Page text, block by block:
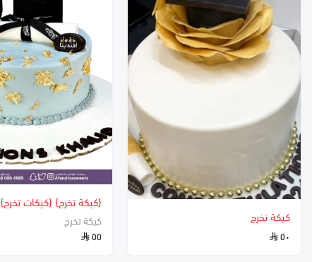
كيكة تخرج
٥٠
{كيكة تخرج} {كيكات تخرج}
كيكة تخرج
٥٥